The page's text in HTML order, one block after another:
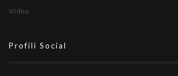
Video
Profili Social